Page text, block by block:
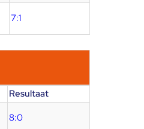
7:1
Resultaat
8:0